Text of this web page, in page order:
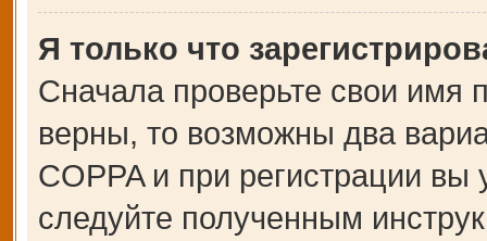
Я только что
Сначала проверьте свои имя
верны, то возможны два
COPPA и при регистрации вы
следуйте полученным